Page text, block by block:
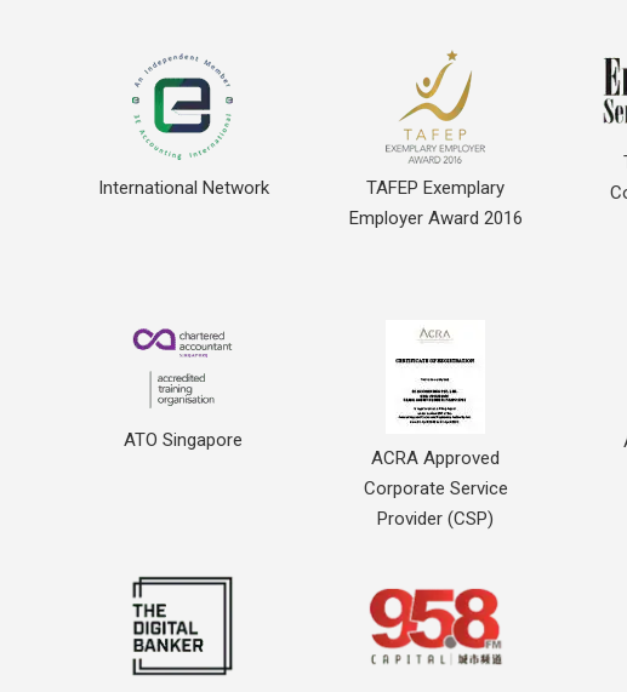
International Network
TAFEP Exemplary
Employer Award 2016
ATO Singapore
ACRA Approved
Corporate Service
Provider (CSP)